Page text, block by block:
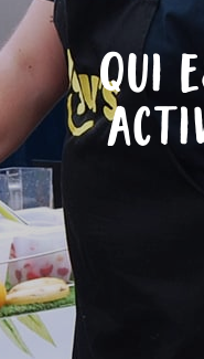
Références
Blog
DEVIS
CONTACT
qui